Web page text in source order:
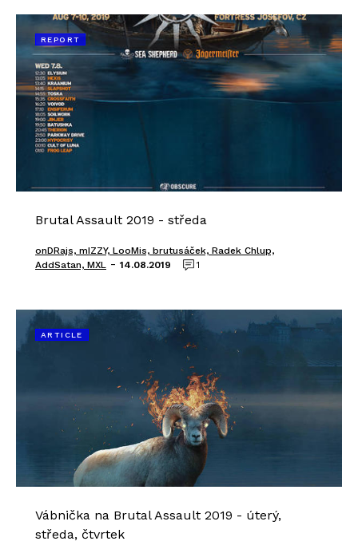
REPORT
Brutal Assault 2019 - středa
onDRajs, mIZZY, LooMis, brutusáček, Radek Chlup,
AddSatan, MXL - 14.08.2019 1
ARTICLE
Vábnička na Brutal Assault 2019 - úterý,
středa, čtvrtek